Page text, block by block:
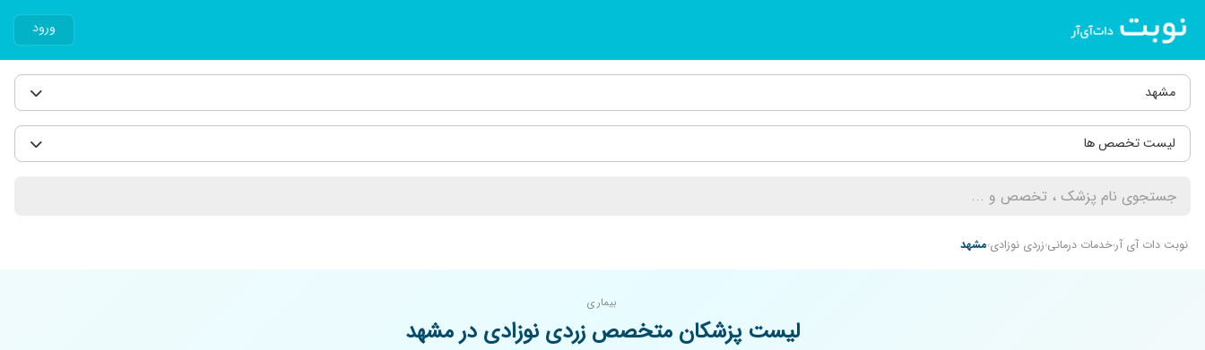
ورود
مشهد
لیست تخصص ها
نوبت دات آی آرخدمات درمانی زردی نوزادی مشهد
بیماری
لیست پزشکان متخصص زردی نوزادی در مشهد